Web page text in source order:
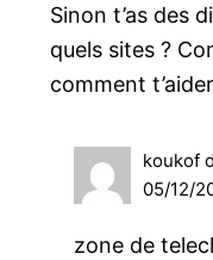
Sinon t’as des
quels sites ?
comment
koukof
05/12/
zone de